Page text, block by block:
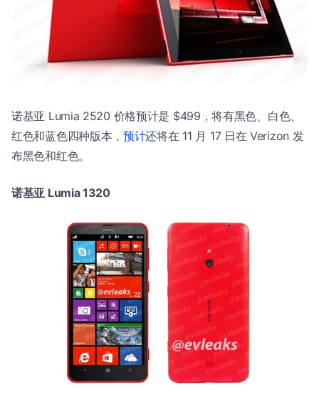
诺基亚 Lumia 2520 价格预计是 $499，将有黑色、白色、
红色和蓝色四种版本，预计还将在 11 月 17 日在 Verizon 发
布黑色和红色。
诺基亚 Lumia 1320